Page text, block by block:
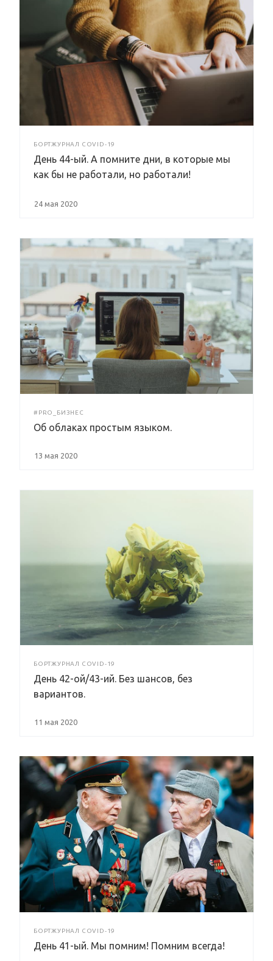
БОРТЖУРНАЛ COVID-19
День 44-ый. А помните дни, в которые мы
как бы не работали, но работали!
24 мая 2020
#PRO_БИЗНЕС
Об облаках простым языком.
13 мая 2020
БОРТЖУРНАЛ COVID-19
День 42-ой/43-ий. Без шансов, без
вариантов.
11 мая 2020
БОРТЖУРНАЛ COVID-19
День 41-ый. Мы помним! Помним всегда!